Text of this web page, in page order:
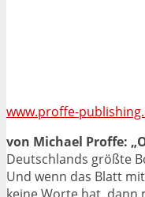
www.proffe-
von Michael Proffe:
Deutschlands größte
Und wenn das Blatt